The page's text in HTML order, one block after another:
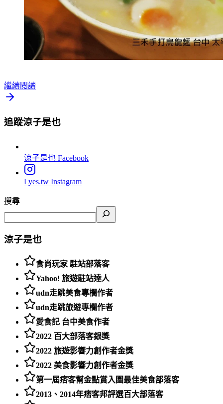
繼續閱讀
追蹤涼子是也
涼子是也 Facebook
Lyes.tw Instagram
搜尋
涼子是也
食尚玩家 駐站部落客
Yahoo! 旅遊駐站達人
udn走跳美食專欄作者
udn走跳旅遊專欄作者
愛食記 台中美食作者
2022 百大部落客銀獎
2022 旅遊影響力創作者金獎
2022 美食影響力創作者金獎
第一屆痞客幫金點賞入圍最佳美食部落客
2013、2014年痞客邦評選百大部落客